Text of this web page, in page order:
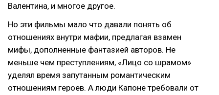
Валентина, и многое другое.
Но эти фильмы мало что давали понять об
отношениях внутри мафии, предлагая взамен
мифы, дополненные фантазией авторов. Не
меньше чем преступлениям, «Лицо со шрамом»
уделял время запутанным романтическим
отношениям героев. А люди Капоне требовали от